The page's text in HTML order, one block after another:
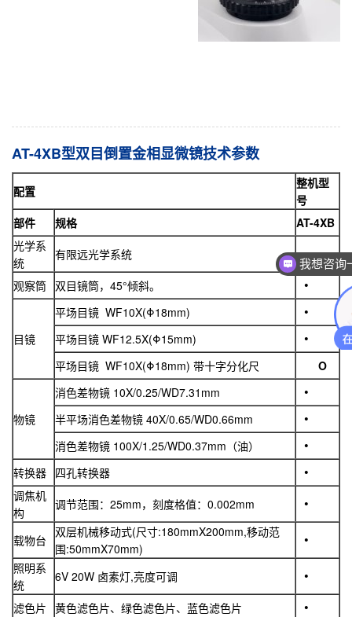
AT-4XB型双目倒置金相显微镜技术参数
配置
整机型
号
部件
规格
AT-4XB
光学系
统
有限远光学系统
观察筒 双目镜筒，45°倾斜。
目镜
平场目镜 WF10X(Φ18mm)
平场目镜 WF12.5X(Φ15mm)
平场目镜 WF10X(Φ18mm) 带十字分化尺
O
物镜
消色差物镜 10X/0.25/WD7.31mm
半平场消色差物镜 40X/0.65/WD0.66mm
消色差物镜 100X/1.25/WD0.37mm（油）
转换器 四孔转换器
调焦机
构
调节范围：25mm，刻度格值：0.002mm
载物台
双层机械移动式(尺寸:180mmX200mm,移动范
围:50mmX70mm)
照明系
统
6V 20W 卤素灯,亮度可调
滤色片 黄色滤色片、绿色滤色片、蓝色滤色片
我想咨询